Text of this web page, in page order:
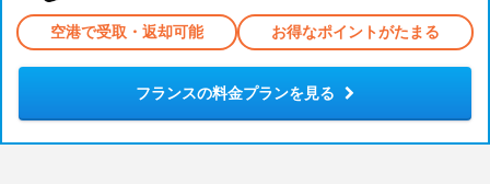
空港で受取・返却可能 お得なポイントがたまる
フランスの料金プランを見る